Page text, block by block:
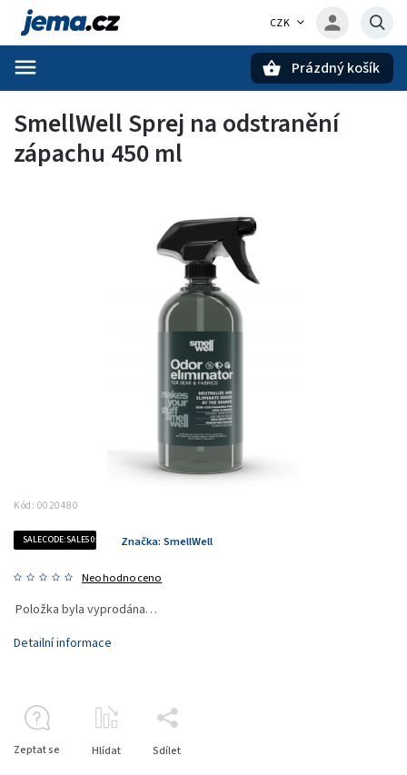
CZK
Prázdný košík
SmellWell Sprej na odstranění
zápachu 450 ml
Kód: 0020480
SALECODE:SALE50:50:%
Neohodnoceno
Značka: SmellWell
Položka byla vyprodána…
Detailní informace
Zeptat se Hlídat Sdílet